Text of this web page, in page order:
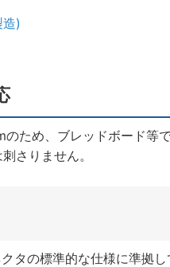
)
ため、ブレッドボード等
さりません。
タの標準的な仕様に準拠し